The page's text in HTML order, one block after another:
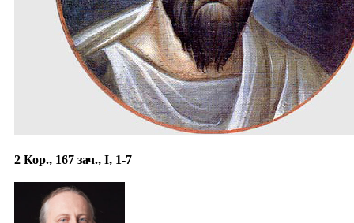
2 Кор., 167 зач., I, 1-7